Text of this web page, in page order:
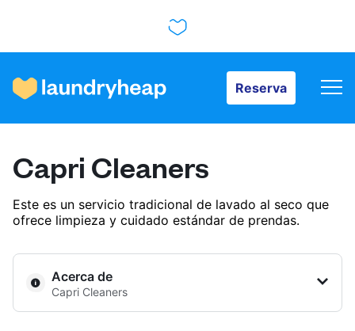
Reserva
Cómo funciona
Precios y servicios
Quiénes somos
Para las empresas
Capri Cleaners
Este es un servicio tradicional de lavado al seco que
ofrece limpieza y cuidado estándar de prendas.
Acerca de
Capri Cleaners